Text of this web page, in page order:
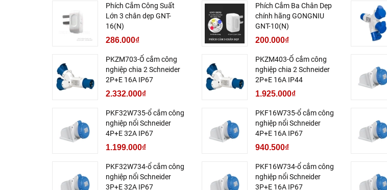
Phích Cắm Công Suất
Lớn 3 chân dẹp GNT-
16(N)
286.000₫
Phích Cắm Ba Chân Dẹp
chính hãng GONGNIU
GNT-10(N)
200.000₫
PKZM703-Ổ cắm công
nghiệp chia 2 Schneider
2P+E 16A IP67
2.332.000₫
PKZM403-Ổ cắm công
nghiệp chia 2 Schneider
2P+E 16A IP44
1.925.000₫
PKF32W735-ổ cắm công
nghiệp nổi Schneider
4P+E 32A IP67
1.199.000₫
PKF16W735-ổ cắm công
nghiệp nổi Schneider
4P+E 16A IP67
940.500₫
PKF32W734-ổ cắm công
nghiệp nổi Schneider
3P+E 32A IP67
PKF16W734-ổ cắm công
nghiệp nổi Schneider
3P+E 16A IP67